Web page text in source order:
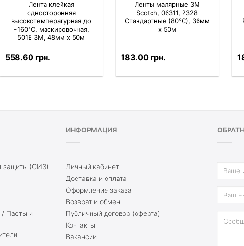
Лента клейкая
односторонняя
высокотемпературная до
+160°С, маскировочная,
501E 3M, 48мм х 50м
558.60 грн.
Ленты малярные 3M
Scotch, 06311, 2328
Стандартные (80°С), 36мм
x 50м
183.00 грн.
защиты (СИЗ)
Пасты и
ИНФОРМАЦИЯ
Личный кабинет
Доставка и оплата
Оформление заказа
Возврат и обмен
Публичный договор (оферта)
Контакты
Вакансии